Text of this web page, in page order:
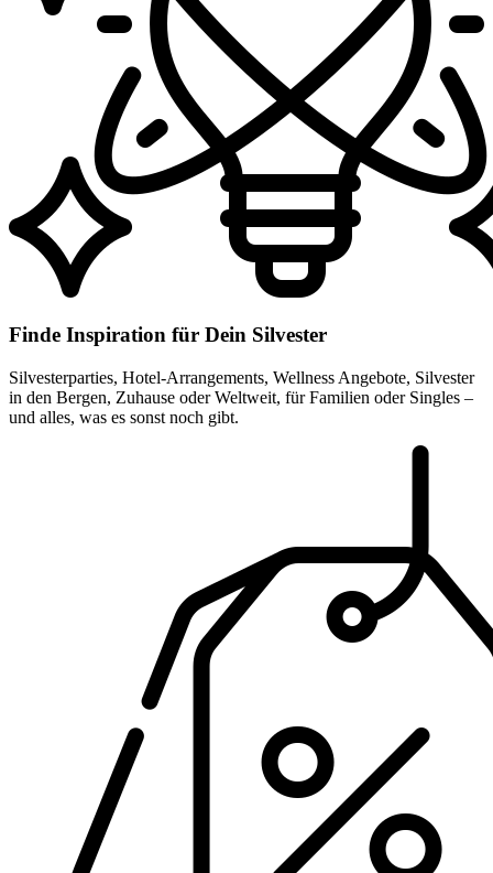
Finde Inspiration für Dein Silvester
Silvesterparties, Hotel-Arrangements, Wellness Angebote, Silvester
in den Bergen, Zuhause oder Weltweit, für Familien oder Singles –
und alles, was es sonst noch gibt.